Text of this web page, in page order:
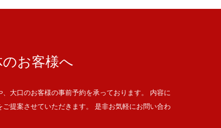
お客様へ
、大口のお客様の事前予約を承っております。 内容に
ご提案させていただきます。 是非お気軽にお問い合わ